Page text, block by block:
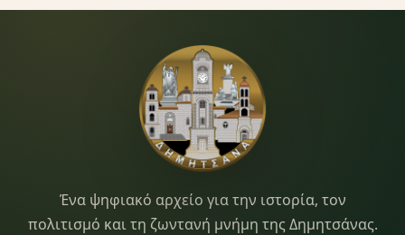
Dimitsana.gr
Ένα ψηφιακό αρχείο για την ιστορία, τον
πολιτισμό και τη ζωντανή μνήμη της Δημητσάνας.